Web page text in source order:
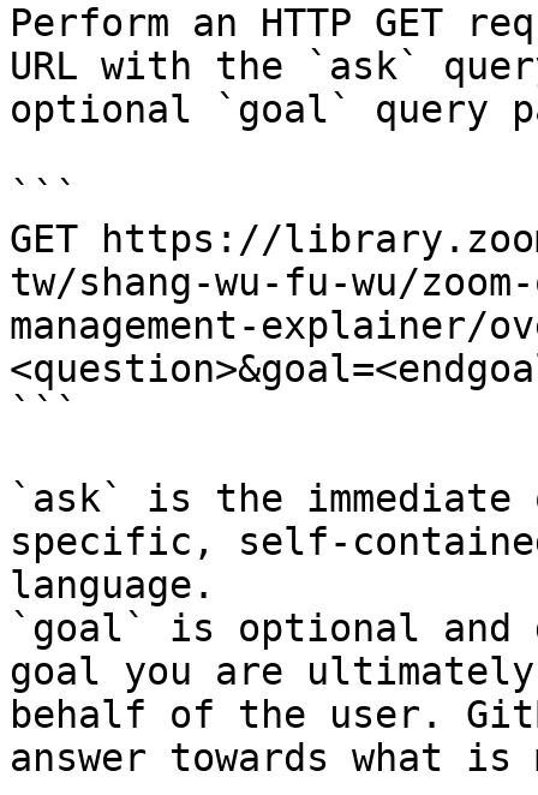
Perform an HTTP GET
URL with the `ask`
optional `goal` query
```
GET https://
tw/shang-wu-fu-wu/
management-explainer/
```
`ask` is the
specific, self-
language.
`goal` is optional and
goal you are
behalf of the user.
answer towards what